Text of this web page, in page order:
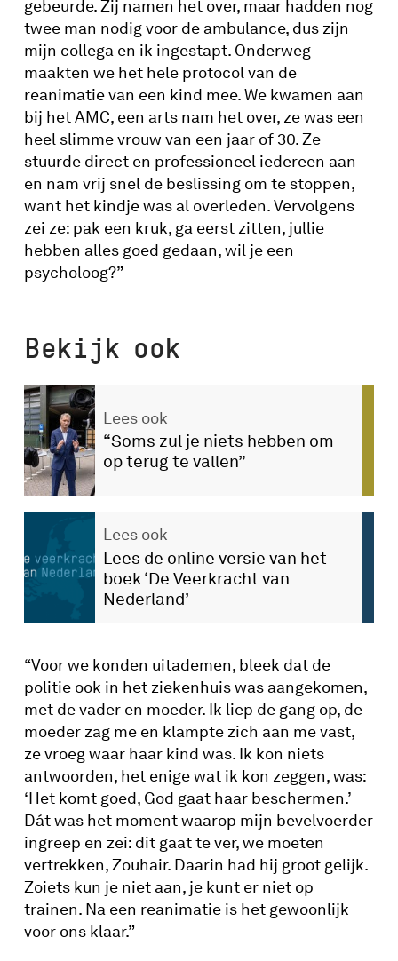
gebeurde. Zij namen het over, maar hadden nog
twee man nodig voor de ambulance, dus zijn
mijn collega en ik ingestapt. Onderweg
maakten we het hele protocol van de
reanimatie van een kind mee. We kwamen aan
bij het AMC, een arts nam het over, ze was een
heel slimme vrouw van een jaar of 30. Ze
stuurde direct en professioneel iedereen aan
en nam vrij snel de beslissing om te stoppen,
want het kindje was al overleden. Vervolgens
zei ze: pak een kruk, ga eerst zitten, jullie
hebben alles goed gedaan, wil je een
psycholoog?”
Bekijk ook
Lees ook
“Soms zul je niets hebben om
op terug te vallen”
Lees ook
Lees de online versie van het
boek ‘De Veerkracht van
Nederland’
“Voor we konden uitademen, bleek dat de
politie ook in het ziekenhuis was aangekomen,
met de vader en moeder. Ik liep de gang op, de
moeder zag me en klampte zich aan me vast,
ze vroeg waar haar kind was. Ik kon niets
antwoorden, het enige wat ik kon zeggen, was:
‘Het komt goed, God gaat haar beschermen.’
Dát was het moment waarop mijn bevelvoerder
ingreep en zei: dit gaat te ver, we moeten
vertrekken, Zouhair. Daarin had hij groot gelijk.
Zoiets kun je niet aan, je kunt er niet op
trainen. Na een reanimatie is het gewoonlijk
voor ons klaar.”